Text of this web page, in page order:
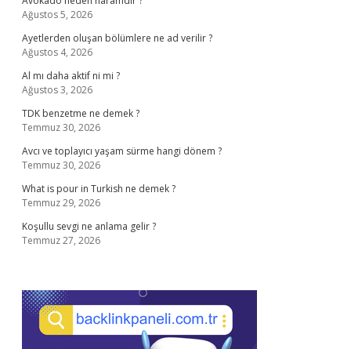
Ağustos 5, 2026
Ayetlerden oluşan bölümlere ne ad verilir ?
Ağustos 4, 2026
Al mı daha aktif ni mi ?
Ağustos 3, 2026
TDK benzetme ne demek ?
Temmuz 30, 2026
Avcı ve toplayıcı yaşam sürme hangi dönem ?
Temmuz 30, 2026
What is pour in Turkish ne demek ?
Temmuz 29, 2026
Koşullu sevgi ne anlama gelir ?
Temmuz 27, 2026